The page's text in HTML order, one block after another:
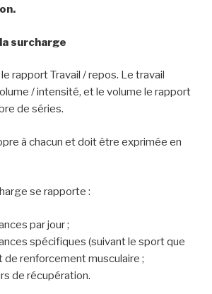
la surcharge
rapport Travail / repos. Le travail
/ intensité, et le volume le rapport
de séries.
à chacun et doit être exprimée en
se rapporte :
par jour ;
spécifiques (suivant le sport que
de renforcement musculaire ;
de récupération.